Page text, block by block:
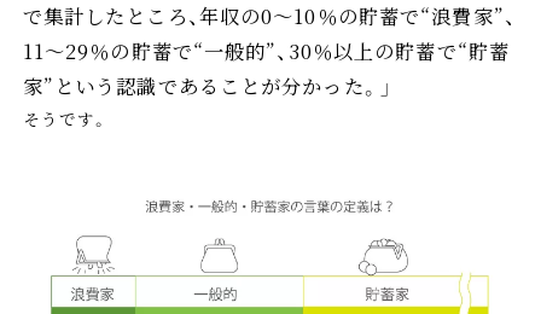
で集計したところ、年収の0～10％の貯蓄で“浪費家”、
11～29％の貯蓄で“一般的”、30％以上の貯蓄で“貯蓄
家”という認識であることが分かった。」
そうです。